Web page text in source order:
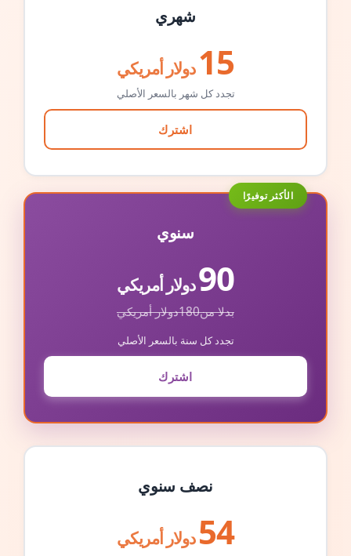
شهري
15 دولار أمريكي
تجدد كل شهر بالسعر الأصلي
اشترك
الأكثر توفيرًا
سنوي
90دولار أمريكي
بدلا من180دولار أمريكي
تجدد كل سنة بالسعر الأصلي
اشترك
نصف سنوي
54 دولار أمريكي